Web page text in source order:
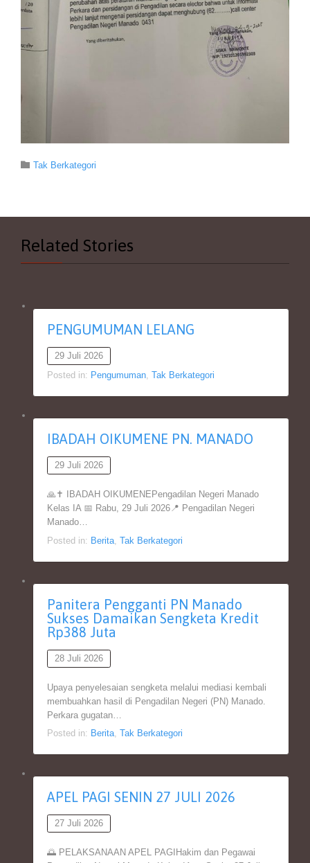
 Category
Tak Berkategori
Related Stories
PENGUMUMAN LELANG
29 Juli 2026
Posted in: Pengumuman, Tak Berkategori
IBADAH OIKUMENE PN. MANADO
29 Juli 2026
🙏✝️ IBADAH OIKUMENEPengadilan Negeri Manado
Kelas IA 📅 Rabu, 29 Juli 2026📍 Pengadilan Negeri
Manado…
Posted in: Berita, Tak Berkategori
Panitera Pengganti PN Manado
Sukses Damaikan Sengketa Kredit
Rp388 Juta
28 Juli 2026
Upaya penyelesaian sengketa melalui mediasi kembali
membuahkan hasil di Pengadilan Negeri (PN) Manado.
Perkara gugatan…
Posted in: Berita, Tak Berkategori
APEL PAGI SENIN 27 JULI 2026
27 Juli 2026
🌅 PELAKSANAAN APEL PAGIHakim dan Pegawai